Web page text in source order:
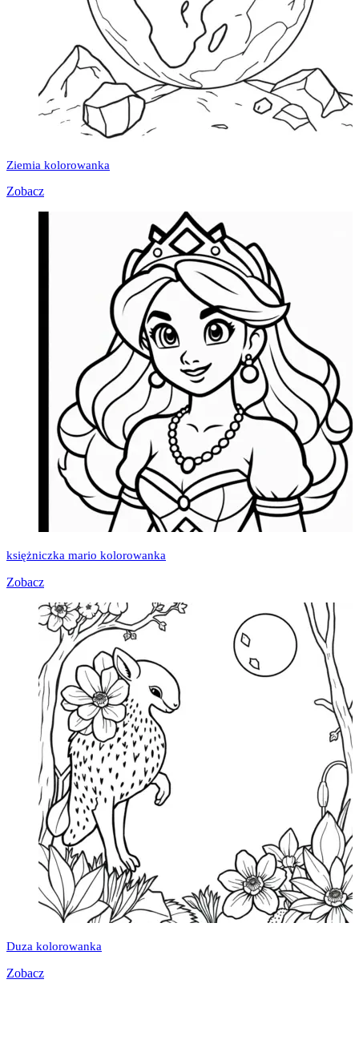
Ziemia kolorowanka
Zobacz
księżniczka mario kolorowanka
Zobacz
Duza kolorowanka
Zobacz